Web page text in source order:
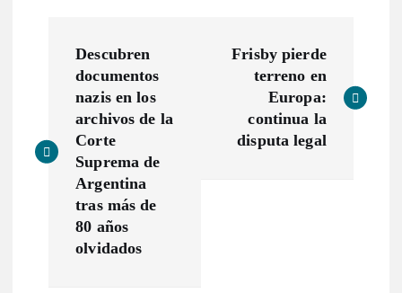
e
Descubren
documentos
nazis en los
archivos de la
Corte
Suprema de
Argentina
tras más de
80 años
olvidados
Frisby pierde
terreno en
Europa:
continua la
disputa legal